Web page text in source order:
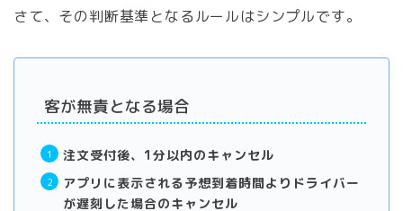
さて、その判断基準となるルールはシンプルです。
客が無責となる場合
注文受付後、1分以内のキャンセル
アプリに表示される予想到着時間よりドライバー
が遅刻した場合のキャンセル